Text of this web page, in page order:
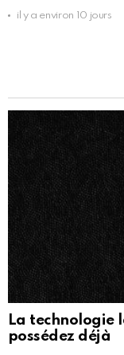
il y a environ 10 jours
La technologie
possédez déjà